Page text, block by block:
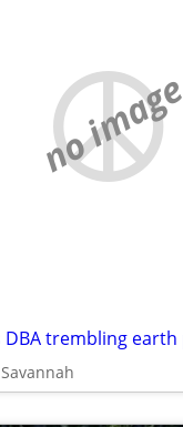
no image
Savannah